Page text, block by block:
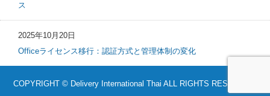
ス
2025年10月20日
Officeライセンス移行：認証方式と管理体制の変化
COPYRIGHT © Delivery International Thai ALL RIGHTS RESERVED.